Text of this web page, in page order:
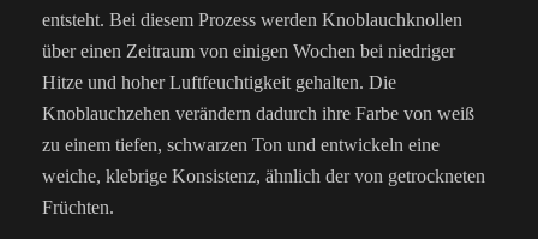
entsteht. Bei diesem Prozess werden Knoblauchknollen
über einen Zeitraum von einigen Wochen bei niedriger
Hitze und hoher Luftfeuchtigkeit gehalten. Die
Knoblauchzehen verändern dadurch ihre Farbe von weiß
zu einem tiefen, schwarzen Ton und entwickeln eine
weiche, klebrige Konsistenz, ähnlich der von getrockneten
Früchten.